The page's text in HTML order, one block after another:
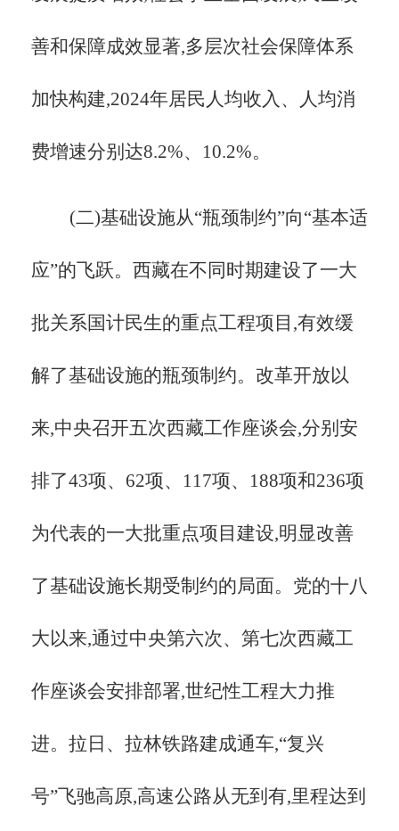
善和保障成效显著,多层次社会保障体系
加快构建,2024年居民人均收入、人均消
费增速分别达8.2%、10.2%。
(二)基础设施从“瓶颈制约”向“基本适
应”的飞跃。西藏在不同时期建设了一大
批关系国计民生的重点工程项目,有效缓
解了基础设施的瓶颈制约。改革开放以
来,中央召开五次西藏工作座谈会,分别安
排了43项、62项、117项、188项和236项
为代表的一大批重点项目建设,明显改善
了基础设施长期受制约的局面。党的十八
大以来,通过中央第六次、第七次西藏工
作座谈会安排部署,世纪性工程大力推
进。拉日、拉林铁路建成通车,“复兴
号”飞驰高原,高速公路从无到有,里程达到